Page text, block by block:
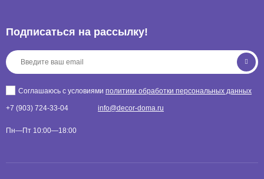
Подписаться на рассылкy!
Соглашаюсь с условиями политики обработки персональных данных
+7 (903) 724-33-04 info@decor-doma.ru
Пн—Пт 10:00—18:00